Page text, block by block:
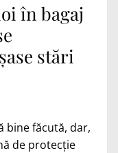
în bagaj
stări
bine făcută, dar,
de protecție